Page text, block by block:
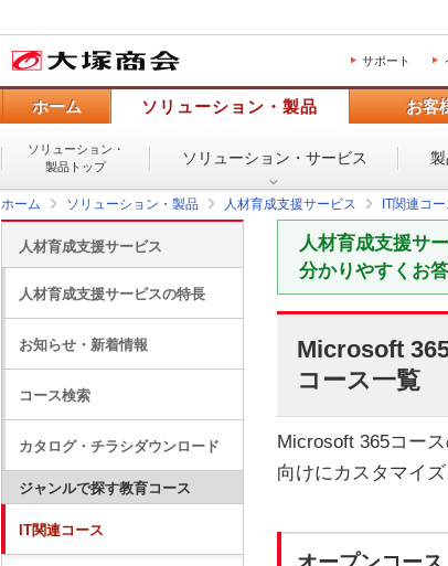
サポート
ホーム ソリューション・製品 お客
ソリューション・
製品トップ
ソリューション・ サービス
ホーム ソリューション・製品 人材育成支援サービス IT関連コー
人材育成支援サ
分かりやすくお答
Microsoft
コース一覧
Microsoft 365コー
向けにカスタマイ
人材育成支援サービス
人材育成支援サービスの特長
お知らせ・新着情報
コース検索
カタログ・チラシダウンロード
ジャンルで探す教育コース
IT関連コース